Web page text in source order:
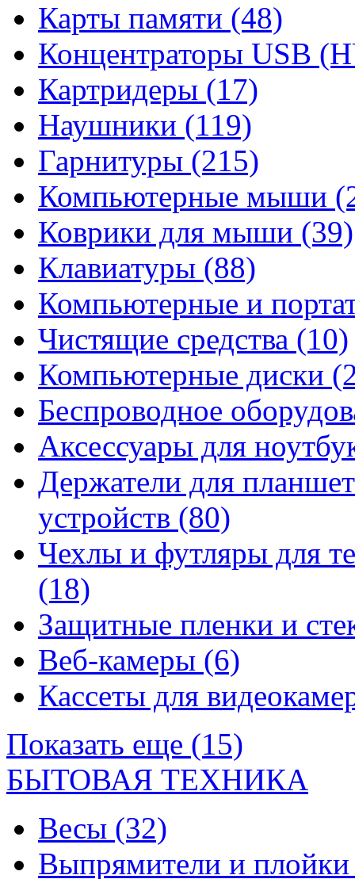
Карты памяти (48)
Концентраторы USB
Картридеры (17)
Наушники (119)
Гарнитуры (215)
Компьютерные мыши
Коврики для мыши (39)
Клавиатуры (88)
Компьютерные и
Чистящие средства (10)
Компьютерные диски
Беспроводное
Аксессуары для
Держатели для
устройств (80)
Чехлы и футляры для
(18)
Защитные пленки и
Веб-камеры (6)
Кассеты для
Показать еще (15)
БЫТОВАЯ ТЕХНИКА
Весы (32)
Выпрямители и